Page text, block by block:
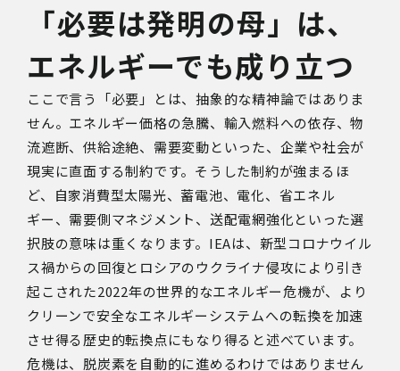
「必要は発明の母」は、
エネルギーでも成り立つ
ここで言う「必要」とは、抽象的な精神論ではありま
せん。エネルギー価格の急騰、輸入燃料への依存、物
流遮断、供給途絶、需要変動といった、企業や社会が
現実に直面する制約です。そうした制約が強まるほ
ど、自家消費型太陽光、蓄電池、電化、省エネル
ギー、需要側マネジメント、送配電網強化といった選
択肢の意味は重くなります。 IEAは、新型コロナウイル
ス禍からの回復とロシアのウクライナ侵攻により引き
起こされた2022年の世界的なエネルギー危機が、より
クリーンで安全なエネルギーシステムへの転換を加速
させ得る歴史的転換点にもなり得ると述べています。
危機は、脱炭素を自動的に進めるわけではありません